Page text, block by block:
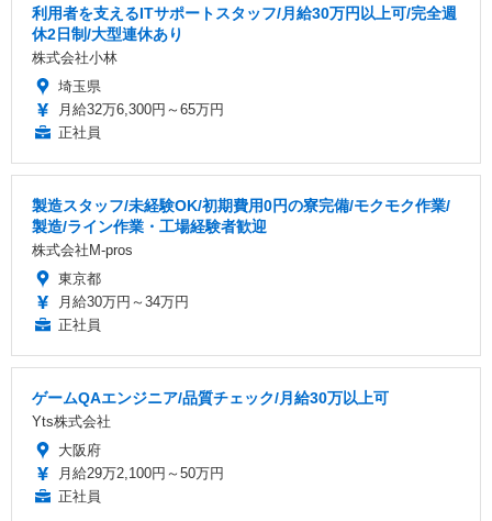
利用者を支えるITサポートスタッフ/月給30万円以上可/完全週
休2日制/大型連休あり
株式会社小林
埼玉県
月給32万6,300円～65万円
正社員
製造スタッフ/未経験OK/初期費用0円の寮完備/モクモク作業/
製造/ライン作業・工場経験者歓迎
株式会社M-pros
東京都
月給30万円～34万円
正社員
ゲームQAエンジニア/品質チェック/月給30万以上可
Yts株式会社
大阪府
月給29万2,100円～50万円
正社員